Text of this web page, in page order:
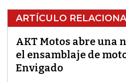
ARTÍCULO
AKT Motos abre una
el ensamblaje de
Envigado